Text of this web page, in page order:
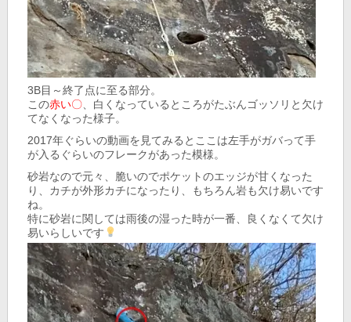
3B目～終了点に至る部分。
この赤い〇、白くなっているところがたぶんゴッソリと欠け
てなくなった様子。
2017年ぐらいの動画を見てみるとここは左手がガバって手
が入るぐらいのフレークがあった模様。
砂岩なので元々、脆いのでポケットのエッジが甘くなった
り、カチが外形カチになったり、もちろん岩も欠け易いです
ね。
特に砂岩に関しては雨後の湿った時が一番、良くなくて欠け
易いらしいです